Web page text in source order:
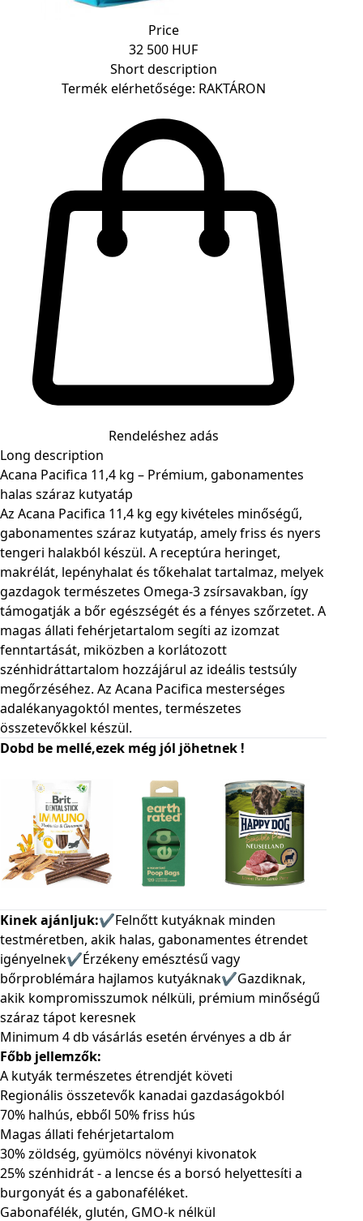
Price
32 500 HUF
Short description
Termék elérhetősége: RAKTÁRON
Rendeléshez adás
Long description
Acana Pacifica 11,4 kg – Prémium, gabonamentes
halas száraz kutyatáp
Az Acana Pacifica 11,4 kg egy kivételes minőségű,
gabonamentes száraz kutyatáp, amely friss és nyers
tengeri halakból készül. A receptúra heringet,
makrélát, lepényhalat és tőkehalat tartalmaz, melyek
gazdagok természetes Omega-3 zsírsavakban, így
támogatják a bőr egészségét és a fényes szőrzetet. A
magas állati fehérjetartalom segíti az izomzat
fenntartását, miközben a korlátozott
szénhidráttartalom hozzájárul az ideális testsúly
megőrzéséhez. Az Acana Pacifica mesterséges
adalékanyagoktól mentes, természetes
összetevőkkel készül.
Dobd be mellé,ezek még jól jöhetnek !
Kinek ajánljuk:✔️Felnőtt kutyáknak minden
testméretben, akik halas, gabonamentes étrendet
igényelnek✔️Érzékeny emésztésű vagy
bőrproblémára hajlamos kutyáknak✔️Gazdiknak,
akik kompromisszumok nélküli, prémium minőségű
száraz tápot keresnek
Minimum 4 db vásárlás esetén érvényes a db ár
Főbb jellemzők:
A kutyák természetes étrendjét követi
Regionális összetevők kanadai gazdaságokból
70% halhús, ebből 50% friss hús
Magas állati fehérjetartalom
30% zöldség, gyümölcs növényi kivonatok
25% szénhidrát - a lencse és a borsó helyettesíti a
burgonyát és a gabonaféléket.
Gabonafélék, glutén, GMO-k nélkül